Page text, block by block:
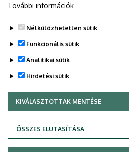
Fogorvostudományi Kar, a
az Egészségtudományi Kar
Legutóbbi frissítés:
Adatvédelem
További információk
Nélkülözhetetlen sütik
Funkcionális sütik
Analitikai sütik
Hirdetési sütik
KIVÁLASZTOTTAK MENTÉSE
ÖSSZES ELUTASÍTÁSA
WITHDRAW CONSENT